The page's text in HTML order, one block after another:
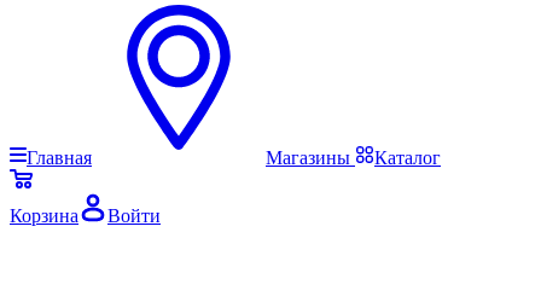
Главная Магазины Каталог
Корзина Войти